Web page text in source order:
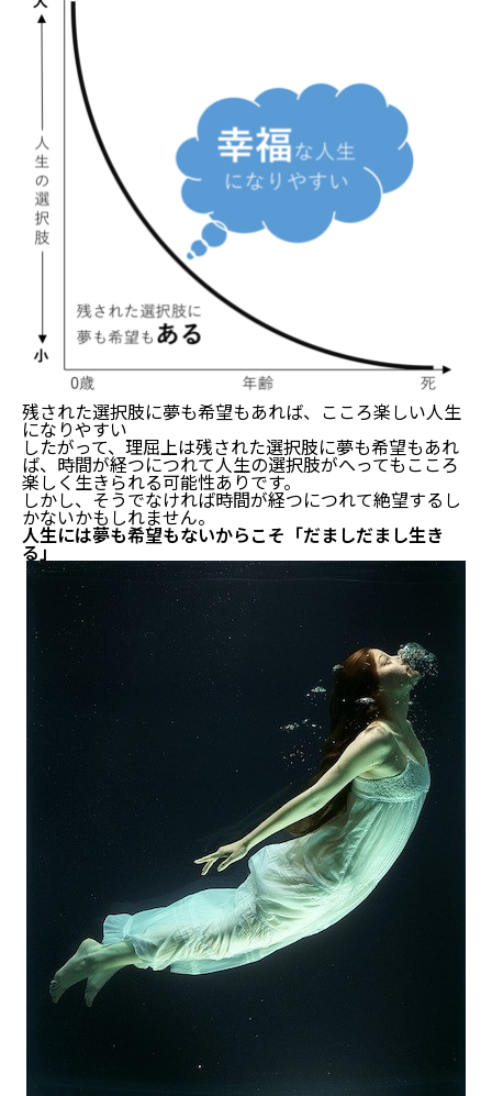
残された選択肢に夢も希望もあれば、こころ楽しい人生
になりやすい
したがって、理屈上は残された選択肢に夢も希望もあれ
ば、時間が経つにつれて人生の選択肢がへってもこころ
楽しく生きられる可能性ありです。
しかし、そうでなければ時間が経つにつれて絶望するし
かないかもしれません。
人生には夢も希望もないからこそ「だましだまし生き
る」